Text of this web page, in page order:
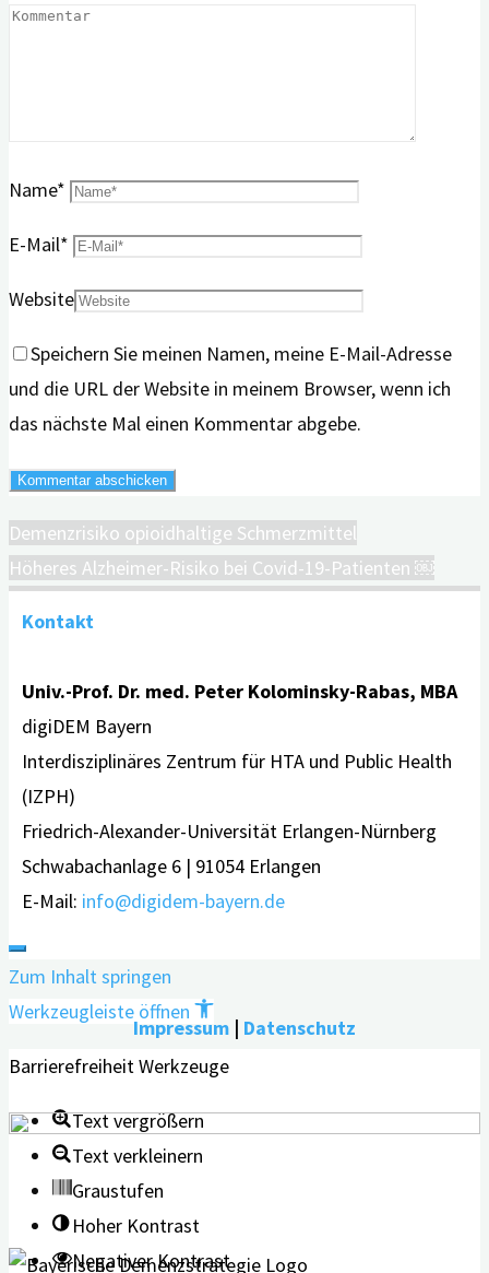
Name*
E-Mail*
Website
Speichern Sie meinen Namen, meine E-Mail-Adresse
und die URL der Website in meinem Browser, wenn ich
das nächste Mal einen Kommentar abgebe.
Demenzrisiko opioidhaltige Schmerzmittel
Höheres Alzheimer-Risiko bei Covid-19-Patienten ￼
Kontakt
Univ.-Prof. Dr. med. Peter Kolominsky-Rabas, MBA
digiDEM Bayern
Interdisziplinäres Zentrum für HTA und Public Health
(IZPH)
Friedrich-Alexander-Universität Erlangen-Nürnberg
Schwabachanlage 6 | 91054 Erlangen
E-Mail: info@digidem-bayern.de
Impressum | Datenschutz
Zum Inhalt springen
Werkzeugleiste öffnen
Barrierefreiheit Werkzeuge
Text vergrößern
Text verkleinern
Graustufen
Hoher Kontrast
Negativer Kontrast